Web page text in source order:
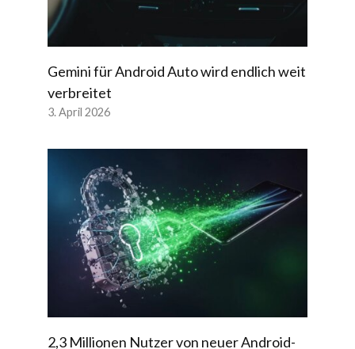
Gemini für Android Auto wird endlich weit
verbreitet
3. April 2026
2,3 Millionen Nutzer von neuer Android-